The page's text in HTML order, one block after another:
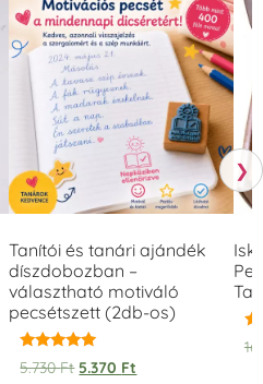
Tanítói és tanári ajándék
díszdobozban –
választható motiváló
pecsétszett (2db-os)
Értékelés:
5.00
5.730Ft 5.370 Ft
❯